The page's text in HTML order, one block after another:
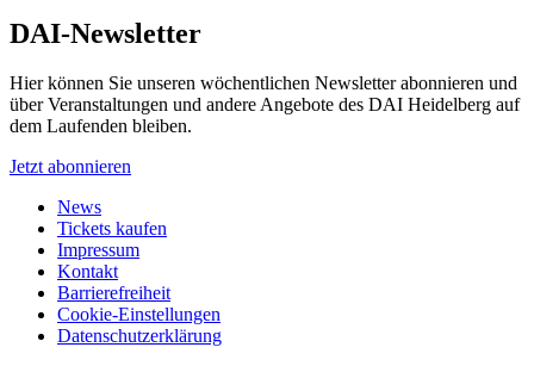
DAI-Newsletter
Hier können Sie unseren wöchentlichen Newsletter abonnieren und
über Veranstaltungen und andere Angebote des DAI Heidelberg auf
dem Laufenden bleiben.
Jetzt abonnieren
News
Tickets kaufen
Impressum
Kontakt
Barrierefreiheit
Cookie-Einstellungen
Datenschutzerklärung